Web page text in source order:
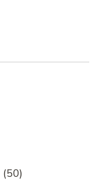
(50)